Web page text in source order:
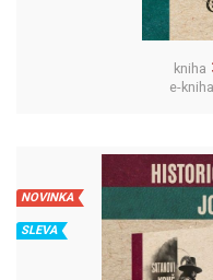
kniha
e-kniha
NOVINKA
SLEVA